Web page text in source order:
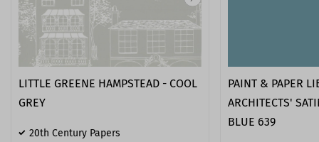
LITTLE GREENE HAMPSTEAD - COOL
GREY
20th Century Papers
PAINT & PAPER
ARCHITECTS'
BLUE 639